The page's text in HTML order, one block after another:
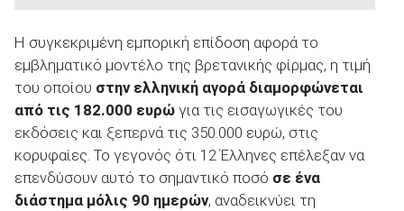
Η συγκεκριμένη εμπορική επίδοση αφορά το
εμβληματικό μοντέλο της βρετανικής φίρμας, η τιμή
του οποίου στην ελληνική αγορά διαμορφώνεται
από τις 182.000 ευρώ για τις εισαγωγικές του
εκδόσεις και ξεπερνά τις 350.000 ευρώ, στις
κορυφαίες. Το γεγονός ότι 12 Έλληνες επέλεξαν να
επενδύσουν αυτό το σημαντικό ποσό σε ένα
διάστημα μόλις 90 ημερών, αναδεικνύει τη